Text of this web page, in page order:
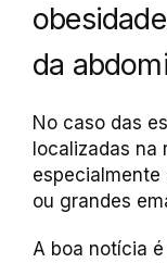
da
No caso das
localizadas na
ou grandes
A boa notícia